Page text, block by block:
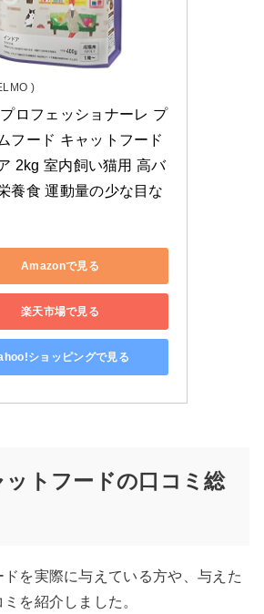
)
ロフェッショナーレ プ
フード キャットフード
2kg 室内飼い猫用 高バ
養食 運動量の少な目な
Amazonで見る
楽天市場で見る
ショッピングで見る
ットフードの口コミ総
を実際に与えている方や、与えた
を紹介しました。